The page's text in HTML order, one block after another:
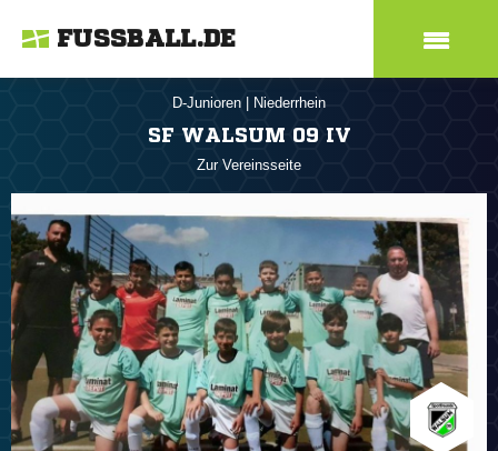
FUSSBALL.DE
D-Junioren Niederrhein
SF WALSUM 09 IV
Zur Vereinsseite